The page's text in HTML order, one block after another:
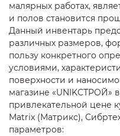
малярных работах,
и полов становится
Данный инвентарь
различных размеров,
пользу конкретного
условиями,
поверхности и
магазине «UNIKСТРОЙ»
привлекательной цене
Matrix (Матрикс),
параметров: